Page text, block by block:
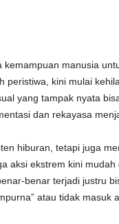
manusia
kini mulai
yang tampak nyata
dan rekayasa
hiburan, tetapi juga
aksi ekstrem kini mudah
benar terjadi justru
atau tidak masuk